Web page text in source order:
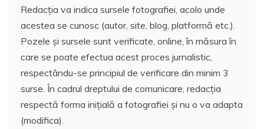
Redacția va indica sursele fotografiei, acolo unde
acestea se cunosc (autor, site, blog, platformă etc.).
Pozele și sursele sunt verificate, online, în măsura în
care se poate efectua acest proces jurnalistic,
respectându-se principiul de verificare din minim 3
surse. În cadrul dreptului de comunicare, redacția
respectă forma inițială a fotografiei și nu o va adapta
(modifica).